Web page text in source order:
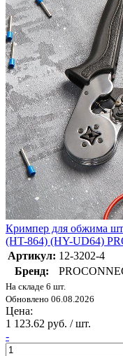
Кримпер для обжима
(HT-864) (HY-UD64)
Артикул: 12-3202-4
Бренд:
На складе 6 шт.
Обновлено 06.08.2026
Цена:
1 123.62 руб. / шт.
-